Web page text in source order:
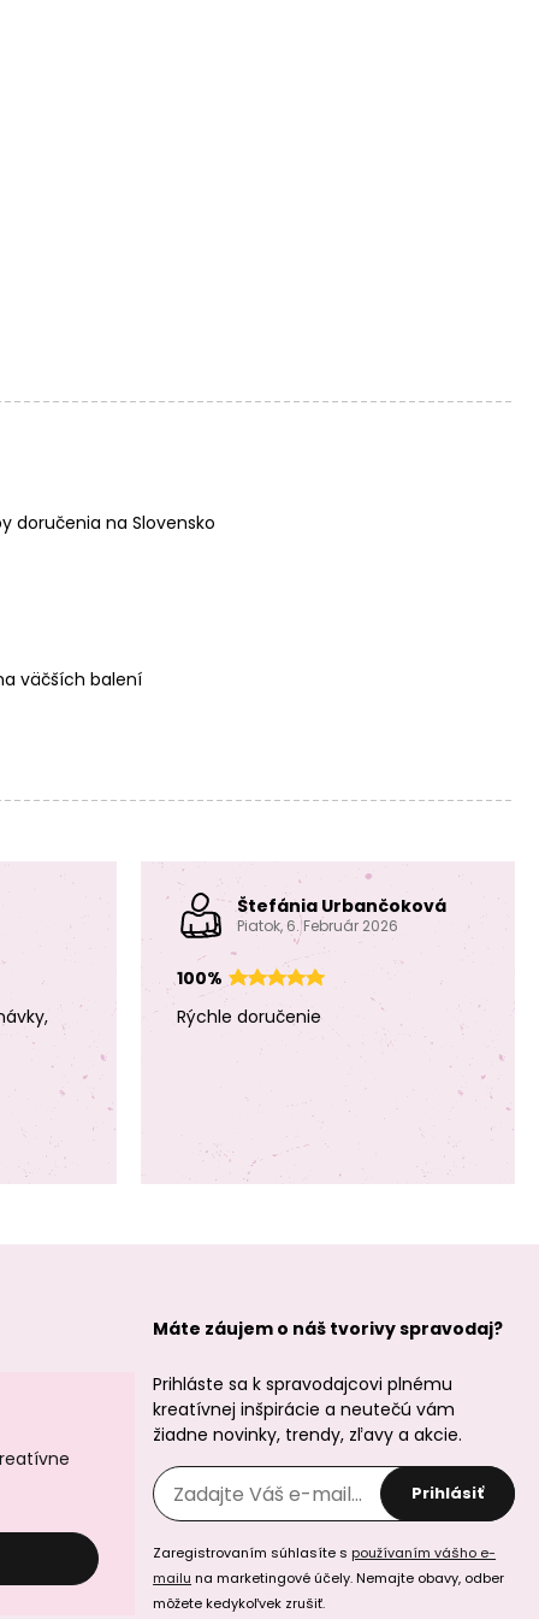
doručenia na Slovensko
väčších balení
Štefánia Urbančoková
Piatok, 6. Február 2026
100%
Rýchle doručenie
Máte záujem o náš tvorivy spravodaj?
Prihláste sa k spravodajcovi plnému
kreatívnej inšpirácie a neutečú vám
žiadne novinky, trendy, zľavy a akcie.
Prihlásiť
Zaregistrovaním súhlasíte s používaním vášho e-
mailu na marketingové účely. Nemajte obavy, odber
môžete kedykoľvek zrušiť.